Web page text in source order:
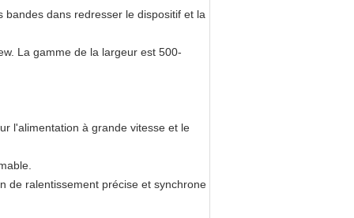
dans redresser le dispositif et la
La gamme de la largeur est 500-
l'alimentation à grande vitesse et le
de ralentissement précise et synchrone